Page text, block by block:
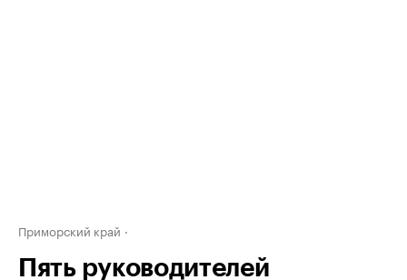
Приморский край
Пять руководителей